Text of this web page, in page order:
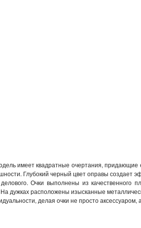
имеет квадратные очертания, придающие
Глубокий черный цвет оправы создает
Очки выполнены из качественного
дужках расположены изысканные
делая очки не просто